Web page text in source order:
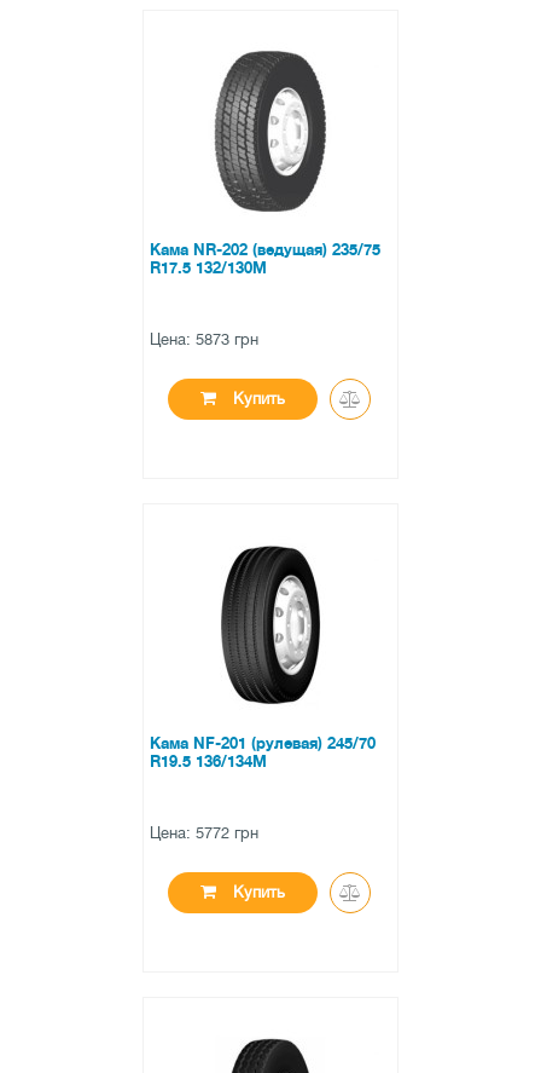
0 отзывов
Кама NR-202 (ведущая) 235/75
R17.5 132/130M
Цена: 5873 грн
Купить
0 отзывов
Кама NF-201 (рулевая) 245/70
R19.5 136/134M
Цена: 5772 грн
Купить